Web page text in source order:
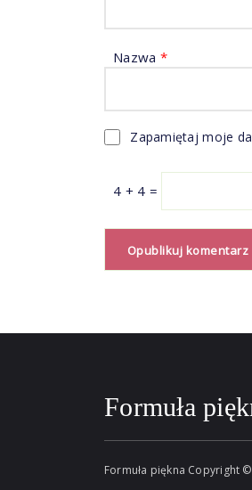
Nazwa *
Zapamiętaj moje
4 + 4 =
Formuła
Formuła piękna Copyright